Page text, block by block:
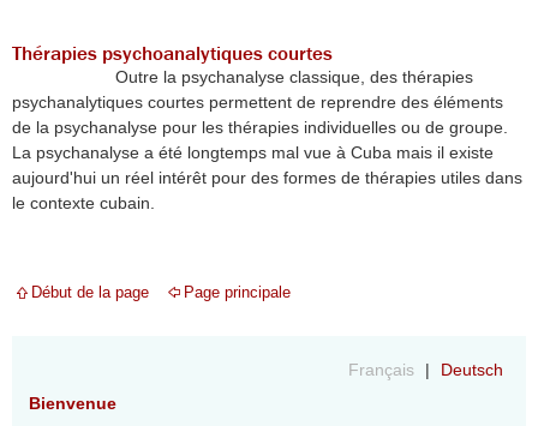
Thérapies psychoanalytiques courtes
Outre la psychanalyse classique, des thérapies
psychanalytiques courtes permettent de reprendre des éléments
de la psychanalyse pour les thérapies individuelles ou de groupe.
La psychanalyse a été longtemps mal vue à Cuba mais il existe
aujourd'hui un réel intérêt pour des formes de thérapies utiles dans
le contexte cubain.
Début de la page Page principale
Français
Deutsch
Bienvenue